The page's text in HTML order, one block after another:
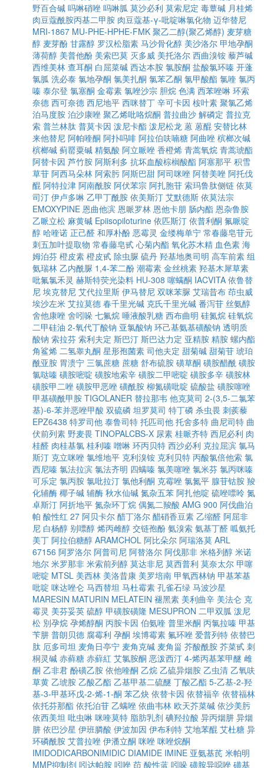
野百合碱 吗啉硝唑 吗啉胍 莫沙必利 莫索尼定 毒蕈碱 月桂烯
肉豆蔻酰胺丙基二甲胺 肉豆蔻基-γ-吡啶啉氯化物 迈华替尼
MRI-1867 MU-PHE-HPHE-FMK 聚乙二醇(聚乙烯醇) 麦芽糖
醇 麦芽酚 甘露醇 罗汉松脂素 马沙骨化醇 美沙洛尔 甲地孕酮
薄荷醇 美普他酚 美索巴莫 灭多威 美托洛尔 西曲溴铵 藜芦碱
西维美林 查耳酮 白屈菜碱 西达本胺 氯胺酮 盐酸氯环嗪 开蓬
氯胍 洗必泰 氯地孕酮 氯美扎酮 氯苯乙酮 氯甲酸酯 氯喹 氯丙
嗪 泰尔登 氯塞酮 金霉素 氯唑沙宗 胆烷 色满 西苯唑啉 环索
奈德 西可奈德 西尼地平 西咪替丁 辛可卡因 桉叶素 聚氯乙烯
泊马度胺 泊沙康唑 聚乙烯吡咯烷酮 普拉曲沙 解磷定 普拉克
索 普兰林肽 普莫卡因 泼尼卡酯 泼尼松龙 蒽 蒽醌 安替比林
来他替尼 阿帕喹酮 阿扑吗啡 阿拉伯呋喃糖 阿曲唑 槟榔次碱
槟榔碱 蓟罂粟碱 精氨酸 阿立哌唑 香橙烯 青蒿氧烷 青蒿琥酯
阿替卡因 芦竹胺 阿斯利多 抗坏血酸棕榈酸酯 阿塞那平 积雪
草苷 阿西马朵林 阿索肟 阿斯巴甜 阿司咪唑 阿替美唑 阿托伐
醌 阿特拉津 阿南酰胺 阿伏苯宗 阿扎胞苷 索玛鲁肽侧链 依莫
司汀 伊卢多啉 乙甲丁酰胺 依美斯汀 艾默德斯 依莫法宗
EMOXYPINE 恩曲他滨 恩哌罗林 恩他卡朋 肠内酯 恩杂鲁胺
乙哌立松 麻黄碱 Epiisopiloturine 依匹斯汀 依普利酮 氟哌啶
醇 哈喹诺 正己醛 和厚朴酚 恶霉灵 金缕梅单宁 常春藤皂苷元
刺五加叶提取物 常春藤皂甙 心菊内酯 氧化苏木精 血色素 海
姆泊芬 橙皮素 橙皮甙 除虫脲 硫丹 羟基地奥司明 高车前素 组
氨瑞林 乙内酰脲 1,4-苯二酚 潮霉素 金丝桃素 羟基木犀草素
吡氟氯禾灵 赫斯特荧光染料 HU-308 噻螨酮 IACVITA 依鲁替
尼 埃克替尼 艾代拉里斯 伊马替尼 双咪苯脲 艾瑞昔布 茚虫威
埃沙左米 艾拉莫德 春千里光碱 克氏千里光碱 番泻苷 丝氨醇
舍他康唑 舍吲哚 七氟烷 唾液酸乳糖 西布曲明 硅氮烷 硅氧烷
二甲硅油 2-氧代丁酸钠 亚氯酸钠 环己基氨基磺酸钠 透明质
酸钠 索拉芬 索利夫定 斯巴汀 斯巴达力定 亚精胺 精胺 螺内酯
角鲨烯 二氢睾丸酮 星形孢菌素 司他夫定 甜菊碱 甜菊苷 琥珀
酰亚胺 胃溃宁 三氯蔗糖 蔗糖 舒布硫胺 磺草酮 磺胺醋酰 磺胺
氯哒嗪 磺胺嘧啶 磺胺地索辛 磺胺二甲嘧啶 磺胺多辛 磺胺林
磺胺甲二唑 磺胺甲恶唑 磺酰胺 柳氮磺吡啶 硫酸盐 磺胺噻唑
甲基磺酰甲胺 TIGOLANER 替拉那韦 他克莫司 2-(3,5-二氯苯
基)-6-苯并恶唑甲酸 双硫磷 坦罗莫司 特丁磷 杀虫畏 刺蒺藜
EPZ6438 特罗司他 泰鲁司特 托匹司他 托舍多特 曲尼司特 曲
伏前列素 野麦畏 TINOPALCBS-X 尿素 桂哌齐特 西尼必利 肉
桂醛 肉桂基氯 桂利嗪 噌啉 环丙贝特 西沙必利 克拉屈滨 氯马
斯汀 克立咪唑 氯维地平 克利溴铵 克利贝特 丙酸氯倍他索 氯
西尼嗪 氯法拉滨 氯法齐明 四螨嗪 氯美噻唑 氯米芬 氯丙咪嗪
可乐定 氯丙胺 氯吡拉汀 氯他利酮 克霉唑 氯氮平 腺苷钴胺 羧
化辅酶 椰子碱 辅酶 秋水仙碱 氮杂五苯 阿扎他啶 硫唑嘌呤 氮
卓斯汀 阿折地平 氮杂环丁烷 偶氮二羧酸 AMG 900 阿伐曲泊
帕 酸性红 27 阿贝卡尔 醋丁洛尔 醋硝香豆素 乙缩醛 阿屈非
尼 白杨醇 别嘌醇 烯丙雌醇 交链孢酚 氨溴索 氨基丁醛 呱氨托
美丁 阿拉伯糖醇 ARAMCHOL 阿比朵尔 阿瑞洛莫 ARL
67156 阿罗洛尔 阿普司尼 阿替洛尔 阿伐那非 米格列醇 米诺
地尔 米罗那非 米索前列醇 莫达非尼 莫西普利 莫奈太尔 甲噻
嘧啶 MTSL 美西林 美洛昔康 美罗培南 甲氧西林钠 甲基苯基
吡啶 咪达唑仑 马西替坦 马杜霉素 孔雀石绿 马波沙星
MARESIN MATURIN MELATEIN 褪黑素 美利曲辛 美法仑 克
霉灵 美芬妥英 硫醇 甲磺胺磺隆 MESUPRON 二甲双胍 泼尼
松 別孕烷 孕烯醇酮 丙胺卡因 伯氨喹 普里米酮 丙氯拉嗪 甲基
苄肼 普朗贝德 腐霉利 孕酮 埃博霉素 氟环唑 爱普列特 依替巴
肽 厄多司坦 麦角日亭宁 麦角克碱 麦角甾 芥酸酰胺 芥菜甙 刺
桐灵碱 赤藓糖 赤蘚紅 艾氯胺酮 恶泼西汀 4-烯丙基苯甲醚 雌
酮 乙非君 酚磺乙胺 依他喹酮 乙烷 乙硫异烟胺 乙虫清 乙氧呋
草黄 乙琥胺 乙酸乙酯 乙基甲基二硫醚 丁酸乙酯 5-乙基-2-羟
基-3-甲基环戊-2-烯-1-酮 苯乙炔 依替卡因 依替福辛 依替福林
依托芬那酯 依托泊苷 乙螨唑 依曲韦林 欧天芥菜碱 依沙美肟
依西美坦 吡虫啉 咪喹莫特 脂肪乳剂 碘羟拉酸 异丙烟肼 异烟
肼 依巴沙星 伊班膦酸 伊波加因 伊布利特 艾地苯醌 艾杜糖 异
环磷酰胺 艾普拉唑 伊潘立酮 咪唑 咪唑烷酮
IMIDODICARBONIMIDIC DIAMIDE IMINE 亚氨基芪 米帕明
MMP抑制剂 吲达帕胺 吲唑 茚 酸性蓝 吲哚 磺胺异噁唑 磺基